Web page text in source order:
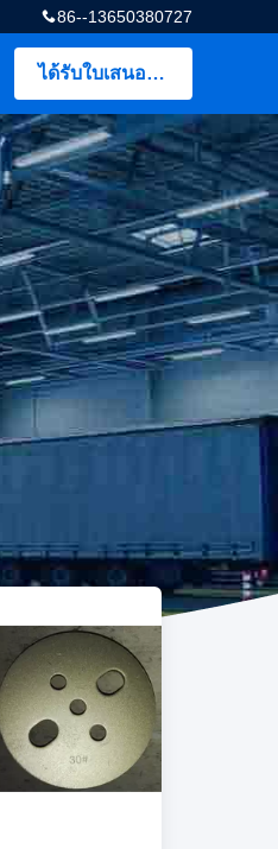
86--13650380727
ได้รับใบเสนอราคา